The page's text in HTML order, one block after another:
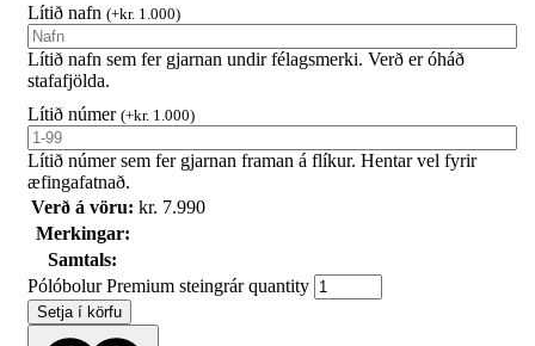
Lítið nafn (+kr. 1.000)
Lítið nafn sem fer gjarnan undir félagsmerki. Verð er óháð
stafafjölda.
Lítið númer (+kr. 1.000)
Lítið númer sem fer gjarnan framan á flíkur. Hentar vel fyrir
æfingafatnað.
Verð á vöru: kr. 7.990
Merkingar:
Samtals:
Pólóbolur Premium steingrár quantity
Setja í körfu